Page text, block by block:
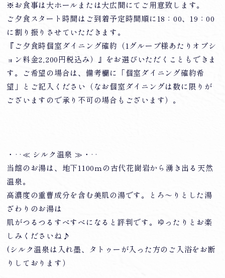
※お食事は大ホールまたは大広間にてご用意致します。
ご夕食スタート時間はご到着予定時間順に18：00、19：00
に割り振りさせていただきます。
『ご夕食時個室ダイニング確約（1グループ様あたりオプシ
ョン料金2,200円税込み）』をお選びいただくこともできま
す。ご希望の場合は、備考欄に「個室ダイニング確約希
望」とご記入ください（なお個室ダイニングは数に限りが
ございますので承り不可の場合もございます）。
・‥≪ シルク温泉 ≫・‥
当館のお湯は、地下1100ｍの古代花崗岩から湧き出る天然
温泉。
高濃度の重曹成分を含む美肌の湯です。とろ～りとした湯
ざわりのお湯は
肌がつるつるすべすべになると評判です。ゆったりとお楽
しみくださいね♪
(シルク温泉は入れ墨、タトゥーが入った方のご入浴をお断
りしております）